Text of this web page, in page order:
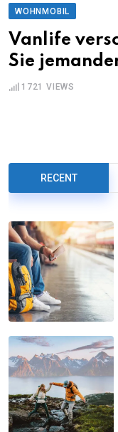
WOHNMOBIL
Vanlife
Sie
1721 VIEWS
RECENT